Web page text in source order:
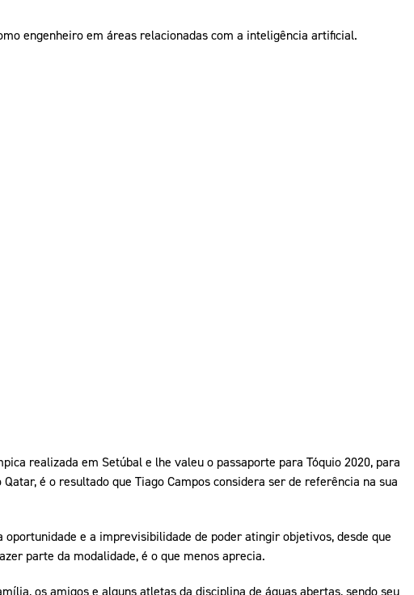
engenheiro em áreas relacionadas com a inteligência artificial.
realizada em Setúbal e lhe valeu o passaporte para Tóquio 2020, para
é o resultado que Tiago Campos considera ser de referência na sua
oportunidade e a imprevisibilidade de poder atingir objetivos, desde que
parte da modalidade, é o que menos aprecia.
os amigos e alguns atletas da disciplina de águas abertas, sendo seu